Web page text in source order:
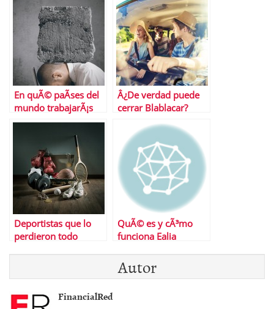
En quÃ© paÃ­ses del
mundo trabajarÃ¡s
mÃ¡s y en cuÃ¡les
tendrÃ¡s mÃ¡s tiempo
Â¿De verdad puede
cerrar Blablacar?
Deportistas que lo
perdieron todo
QuÃ© es y cÃ³mo
funciona Ealia
Autor
FinancialRed